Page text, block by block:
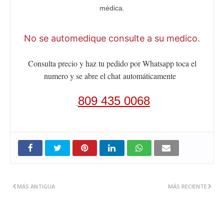
médica.
No se automedique consulte a su medico.
Consulta precio y haz tu pedido por Whatsapp toca el
numero y se abre el chatautomáticamente
809 435 0068
MÁS RECIENTE
MÁS ANTIGUA